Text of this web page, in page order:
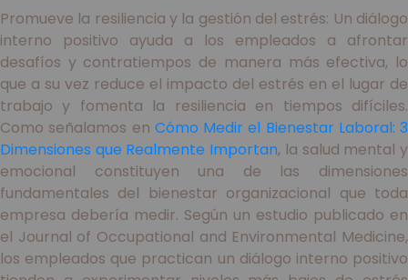
Promueve la resiliencia y la gestión del estrés: Un diálogo
interno positivo ayuda a los empleados a afrontar
desafíos y contratiempos de manera más efectiva, lo
que a su vez reduce el impacto del estrés en el lugar de
trabajo y fomenta la resiliencia en tiempos difíciles.
Como señalamos en Cómo Medir el Bienestar Laboral: 3
Dimensiones que Realmente Importan, la salud mental y
emocional constituyen una de las dimensiones
fundamentales del bienestar organizacional que toda
empresa debería medir. Según un estudio publicado en
el Journal of Occupational and Environmental Medicine,
los empleados que practican un diálogo interno positivo